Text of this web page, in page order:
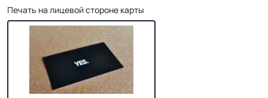
Печать на лицевой стороне карты